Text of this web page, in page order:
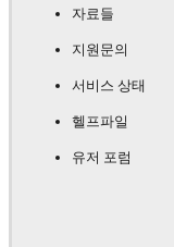
자료들
지원문의
서비스 상태
헬프파일
유저 포럼